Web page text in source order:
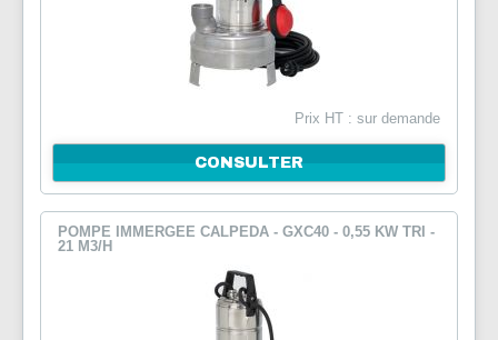
Prix HT : sur demande
CONSULTER
POMPE IMMERGEE CALPEDA - GXC40 - 0,55 KW TRI -
21 M3/H